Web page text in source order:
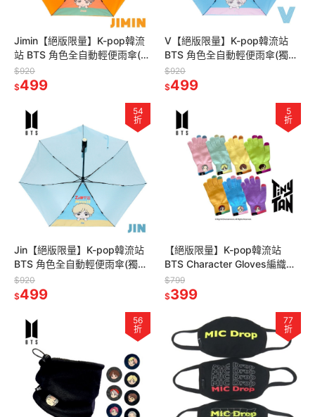
Jimin【絕版限量】K-pop韓流
站 BTS 角色全自動輕便雨傘(獨
家贈BTS限量海報一張，送完
為止)
$920
$499
V【絕版限量】K-pop韓流站
BTS 角色全自動輕便雨傘(獨家
贈BTS限量海報一張，送完為
止)
$920
$499
54
折
Jin【絕版限量】K-pop韓流站
BTS 角色全自動輕便雨傘(獨家
贈BTS限量海報一張，送完為
止)
$920
$499
5
折
【絕版限量】K-pop韓流站
BTS Character Gloves編織手
套(獨家贈BTS限量海報一張，
送完為止)
$799
$399
56
折
77
折